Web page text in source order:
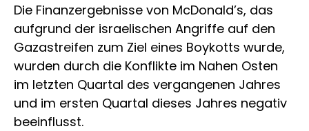
Die Finanzergebnisse von McDonald’s, das
aufgrund der israelischen Angriffe auf den
Gazastreifen zum Ziel eines Boykotts wurde,
wurden durch die Konflikte im Nahen Osten
im letzten Quartal des vergangenen Jahres
und im ersten Quartal dieses Jahres negativ
beeinflusst.